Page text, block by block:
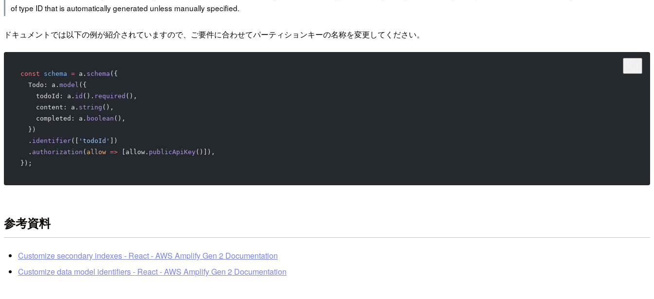
of type ID that is automatically generated unless manually specified.
ドキュメントでは以下の例が紹介されていますので、ご要件に合わせてパーティションキーの名称を変更してください。
const schema = a. schema ({
  Todo: a.
model ({
    todoId: a.
id (). required (),
    content: a.
string (),
    completed: a.
boolean (),
  })
  .
identifier([ 'todoId'
])
  .
authorization ( allow => [allow. publicApiKey()]),
});
参考資料
Customize secondary indexes - React - AWS Amplify Gen 2 Documentation
Customize data model identifiers - React - AWS Amplify Gen 2 Documentation